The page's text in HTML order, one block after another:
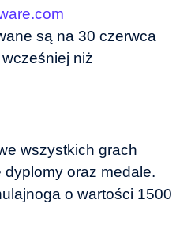
są na 30 czerwca
niż
wszystkich grach
oraz medale.
o wartości 1500